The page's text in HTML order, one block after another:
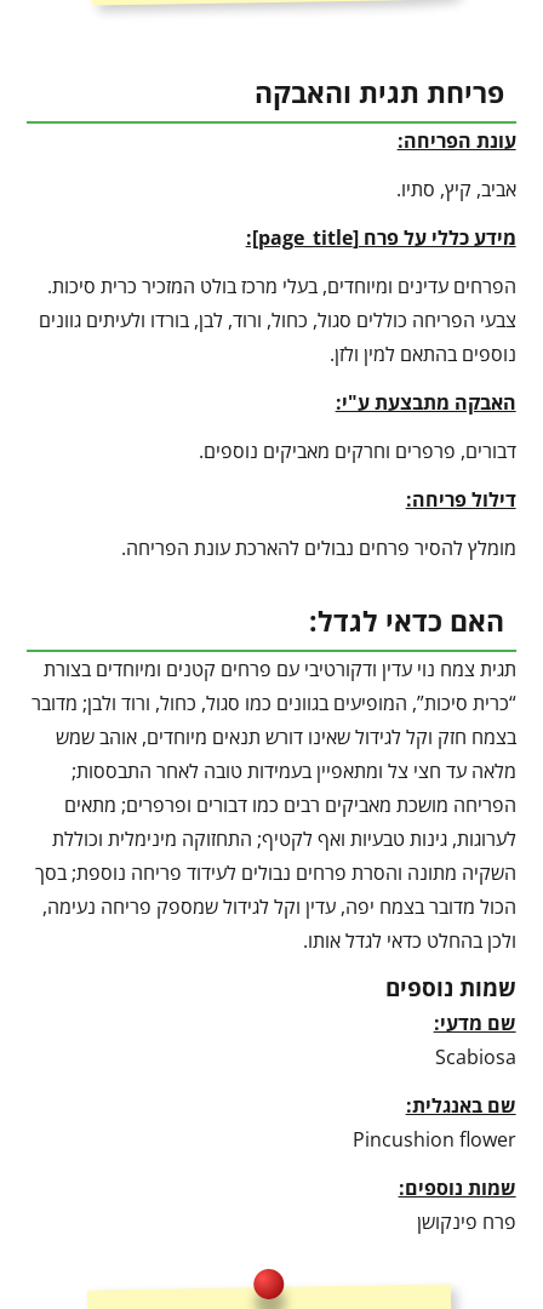
פריחת תגית והאבקה
עונת הפריחה:
אביב, קיץ, סתיו.
מידע כללי על פרח [page_title
]:
הפרחים עדינים ומיוחדים, בעלי מרכז בולט המזכיר כרית סיכות.
צבעי הפריחה כוללים סגול, כחול, ורוד, לבן, בורדו ולעיתים גוונים
נוספים בהתאם למין ולזן.
האבקה מתבצעת ע"י:
דבורים, פרפרים וחרקים מאביקים נוספים.
דילול פריחה:
מומלץ להסיר פרחים נבולים להארכת עונת הפריחה.
האם כדאי לגדל:
תגית צמח נוי עדין ודקורטיבי עם פרחים קטנים ומיוחדים בצורת
“כרית סיכות”, המופיעים בגוונים כמו סגול, כחול, ורוד ולבן; מדובר
בצמח חזק וקל לגידול שאינו דורש תנאים מיוחדים, אוהב שמש
מלאה עד חצי צל ומתאפיין בעמידות טובה לאחר התבססות;
הפריחה מושכת מאביקים רבים כמו דבורים ופרפרים; מתאים
לערוגות, גינות טבעיות ואף לקטיף; התחזוקה מינימלית וכוללת
השקיה מתונה והסרת פרחים נבולים לעידוד פריחה נוספת; בסך
הכול מדובר בצמח יפה, עדין וקל לגידול שמספק פריחה נעימה,
ולכן בהחלט כדאי לגדל אותו.
שמות נוספים
שם מדעי:
Scabiosa
שם באנגלית:
Pincushion flower
שמות נוספים:
פרח פינקושן